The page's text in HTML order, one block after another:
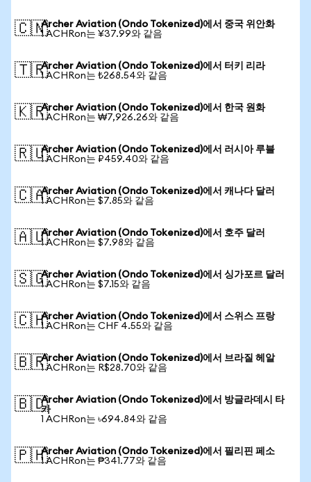
🇨🇳Archer Aviation (Ondo Tokenized)에서 중국 위안화
1 ACHRon는 ¥37.99와 같음
🇹🇷Archer Aviation (Ondo Tokenized)에서 터키 리라
1 ACHRon는 ₺268.54와 같음
🇰🇷Archer Aviation (Ondo Tokenized)에서 한국 원화
1 ACHRon는 ₩7,926.26와 같음
🇷🇺Archer Aviation (Ondo Tokenized)에서 러시아 루블
1 ACHRon는 ₽459.40와 같음
🇨🇦Archer Aviation (Ondo Tokenized)에서 캐나다 달러
1 ACHRon는 $7.85와 같음
🇦🇺Archer Aviation (Ondo Tokenized)에서 호주 달러
1 ACHRon는 $7.98와 같음
🇸🇬Archer Aviation (Ondo Tokenized)에서 싱가포르 달러
1 ACHRon는 $7.15와 같음
🇨🇭Archer Aviation (Ondo Tokenized)에서 스위스 프랑
1 ACHRon는 CHF 4.55와 같음
🇧🇷Archer Aviation (Ondo Tokenized)에서 브라질 헤알
1 ACHRon는 R$28.70와 같음
🇧🇩Archer Aviation (Ondo Tokenized)에서 방글라데시 타
카
1 ACHRon는 ৳694.84와 같음
🇵🇭Archer Aviation (Ondo Tokenized)에서 필리핀 페소
1 ACHRon는 ₱341.77와 같음